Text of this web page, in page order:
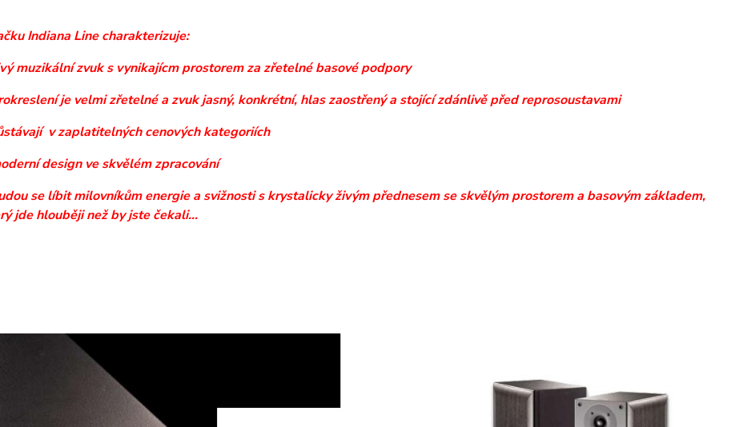
Indiana Line charakterizuje:
muzikální zvuk s vynikajícm prostorem za zřetelné basové podpory
je velmi zřetelné a zvuk jasný, konkrétní, hlas zaostřený a stojící zdánlivě před reprosoustavami
v zaplatitelných cenových kategoriích
design ve skvělém zpracování
se líbit milovníkům energie a svižnosti s krystalicky živým přednesem se skvělým prostorem a basovým základem,
jde hlouběji než by jste čekali...